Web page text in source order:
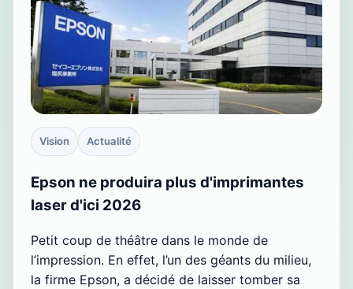
Vision Actualité
Epson ne produira plus d'imprimantes
laser d'ici 2026
Petit coup de théâtre dans le monde de
l’impression. En effet, l’un des géants du milieu,
la firme Epson, a décidé de laisser tomber sa